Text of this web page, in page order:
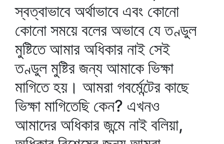
স্বত্বাভাবে অর্থাভাবে এবং কোনো
কোনো সময়ে বলের অভাবে যে তণ্ডুল
মুষ্টিতে আমার অধিকার নাই সেই
তণ্ডুল মুষ্টির জন্য আমাকে ভিক্ষা
মাগিতে হয়। আমরা গবর্মেন্টের কাছে
ভিক্ষা মাগিতেছি কেন? এখনও
আমাদের অধিকার জন্মে নাই বলিয়া,